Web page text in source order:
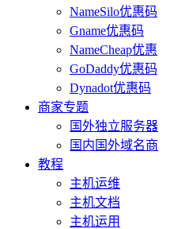
NameSilo优惠码
Gname优惠码
NameCheap优惠
GoDaddy优惠码
Dynadot优惠码
商家专题
国外独立服务器
国内国外域名商
教程
主机运维
主机文档
主机运用